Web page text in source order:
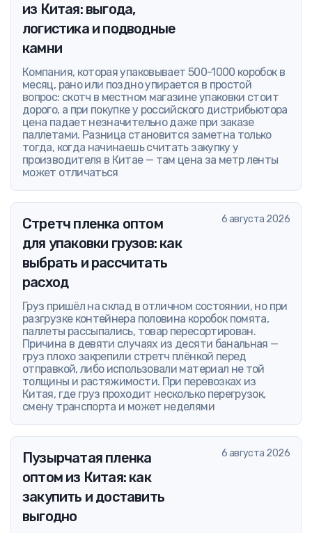
из Китая: выгода,
логистика и подводные
камни
Компания, которая упаковывает 500-1000 коробок в
месяц, рано или поздно упирается в простой
вопрос: скотч в местном магазине упаковки стоит
дорого, а при покупке у российского дистрибьютора
цена падает незначительно даже при заказе
паллетами. Разница становится заметна только
тогда, когда начинаешь считать закупку у
производителя в Китае — там цена за метр ленты
может отличаться
Стретч пленка оптом
для упаковки грузов: как
выбрать и рассчитать
расход
6 августа 2026
Груз пришёл на склад в отличном состоянии, но при
разгрузке контейнера половина коробок помята,
паллеты рассыпались, товар пересортирован.
Причина в девяти случаях из десяти банальная —
груз плохо закрепили стретч плёнкой перед
отправкой, либо использовали материал не той
толщины и растяжимости. При перевозках из
Китая, где груз проходит несколько перегрузок,
смену транспорта и может неделями
Пузырчатая пленка
оптом из Китая: как
закупить и доставить
выгодно
6 августа 2026